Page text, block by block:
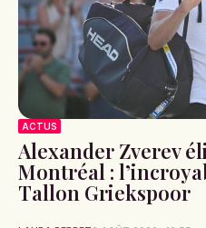
ACTUS
Alexander Zverev
Montréal :
Tallon Griekspoor